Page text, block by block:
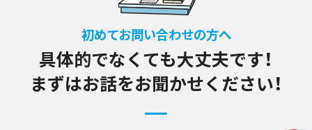
初めてお問い合わせの方へ
具体的でなくても大丈夫です！
まずはお話をお聞かせください！